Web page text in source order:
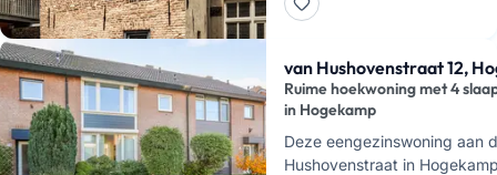
van Hushovenstraat 12,
Ruime hoekwoning met 4
in Hogekamp
Deze eengezinswoning aan
Hushovenstraat in